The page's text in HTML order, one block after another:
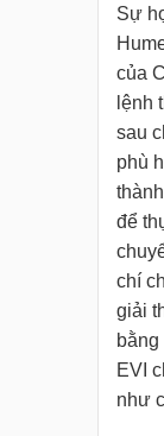
Sự
của
lệnh
sau
phù
để
chí
giải
EVI
như